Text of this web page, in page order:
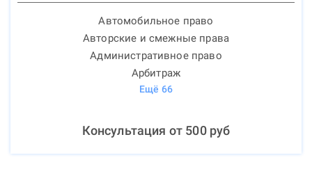
Автомобильное право
Авторские и смежные права
Административное право
Арбитраж
Ещё 66
Консультация от 500руб